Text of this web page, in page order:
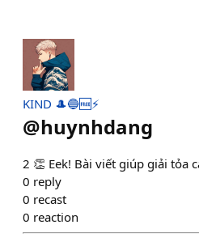
KIND 🎩🔵🆓⚡️
@huynhdang
2 👏 Eek! Bài viết giúp giải tỏa
0 reply
0 recast
0 reaction